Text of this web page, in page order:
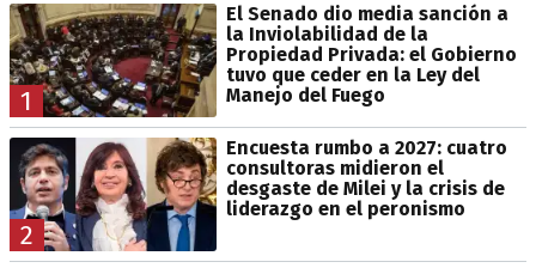
1
El Senado dio media sanción a
la Inviolabilidad de la
Propiedad Privada: el Gobierno
tuvo que ceder en la Ley del
Manejo del Fuego
2
Encuesta rumbo a 2027: cuatro
consultoras midieron el
desgaste de Milei y la crisis de
liderazgo en el peronismo